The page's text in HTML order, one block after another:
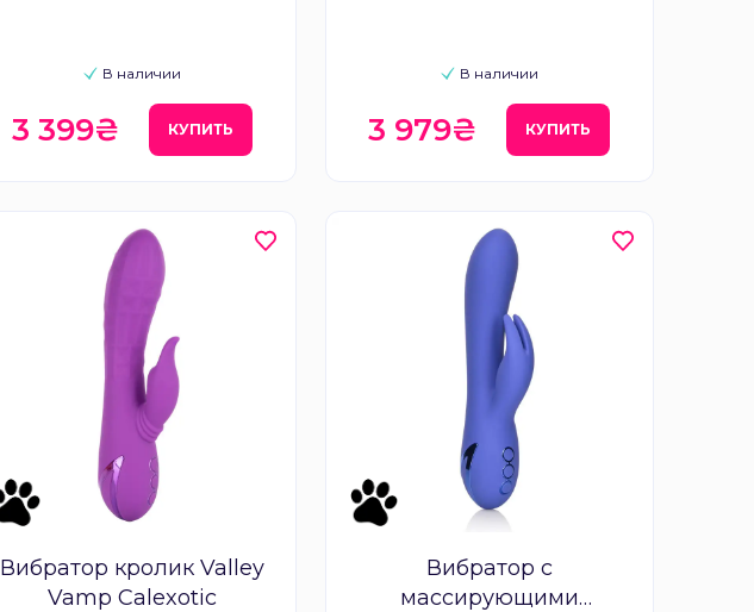
В наличии
3 399₴ КУПИТЬ
В наличии
3 979₴ КУПИТЬ
Вибратор кролик Valley
Vamp Calexotic
Вибратор с
массирующими